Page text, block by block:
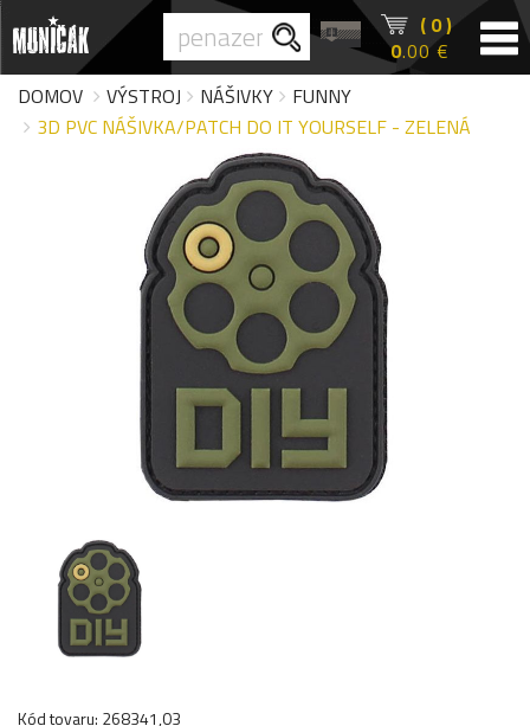
( 0 )
0.00 €
DOMOV
VÝSTROJ NÁŠIVKY
FUNNY
3D PVC NÁŠIVKA/PATCH DO IT YOURSELF - ZELENÁ
Kód tovaru: 268341,03